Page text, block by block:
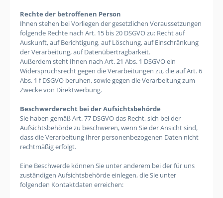
Rechte der betroffenen Person
Ihnen stehen bei Vorliegen der gesetzlichen Voraussetzungen
folgende Rechte nach Art. 15 bis 20 DSGVO zu: Recht auf
Auskunft, auf Berichtigung, auf Löschung, auf Einschränkung
der Verarbeitung, auf Datenübertragbarkeit.
Außerdem steht Ihnen nach Art. 21 Abs. 1 DSGVO ein
Widerspruchsrecht gegen die Verarbeitungen zu, die auf Art. 6
Abs. 1 f DSGVO beruhen, sowie gegen die Verarbeitung zum
Zwecke von Direktwerbung.
Beschwerderecht bei der Aufsichtsbehörde
Sie haben gemäß Art. 77 DSGVO das Recht, sich bei der
Aufsichtsbehörde zu beschweren, wenn Sie der Ansicht sind,
dass die Verarbeitung Ihrer personenbezogenen Daten nicht
rechtmäßig erfolgt.
Eine Beschwerde können Sie unter anderem bei der für uns
zuständigen Aufsichtsbehörde einlegen, die Sie unter
folgenden Kontaktdaten erreichen: